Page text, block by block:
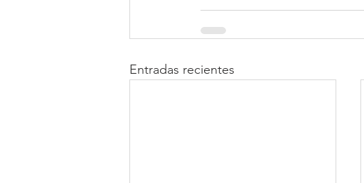
Entradas recientes